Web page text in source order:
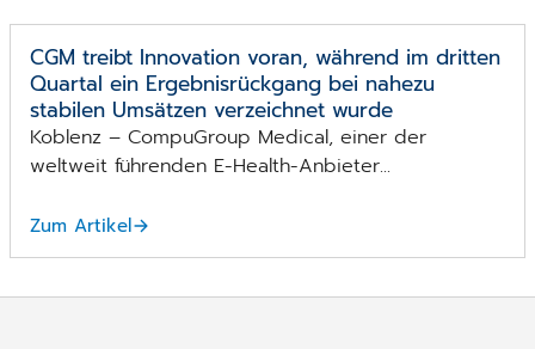
CGM treibt Innovation voran, während im dritten
Quartal ein Ergebnisrückgang bei nahezu
stabilen Umsätzen verzeichnet wurde
Koblenz – CompuGroup Medical, einer der
weltweit führenden E-Health-Anbieter...
Zum Artikel